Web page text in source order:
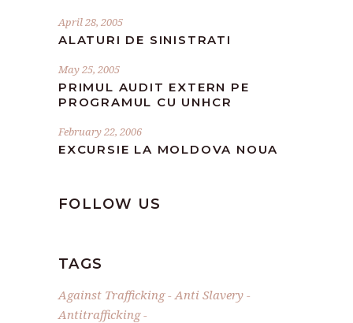
April 28, 2005
ALATURI DE SINISTRATI
May 25, 2005
PRIMUL AUDIT EXTERN PE
PROGRAMUL CU UNHCR
February 22, 2006
EXCURSIE LA MOLDOVA NOUA
FOLLOW US
TAGS
Against Trafficking
Anti Slavery
Antitrafficking